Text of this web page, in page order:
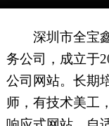
深圳市全宝鑫
务公司，成立于
公司网站。长期
师，有技术美工